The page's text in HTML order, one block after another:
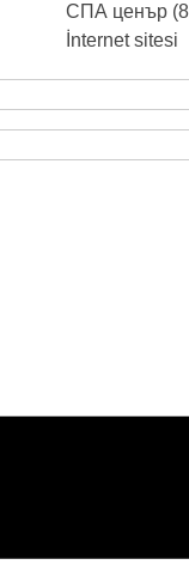
СПА ценър
İnternet sitesi